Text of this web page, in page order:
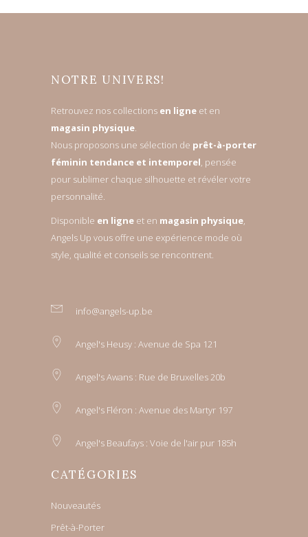
NOTRE UNIVERS!
Retrouvez nos collections en ligne et en
magasin physique.
Nous proposons une sélection de prêt-à-porter
féminin tendance et intemporel, pensée
pour sublimer chaque silhouette et révéler votre
personnalité.
Disponible en ligne et en magasin physique,
Angels Up vous offre une expérience mode où
style, qualité et conseils se rencontrent.
info@angels-up.be
Angel's Heusy : Avenue de Spa 121
Angel's Awans : Rue de Bruxelles 20b
Angel's Fléron : Avenue des Martyr 197
Angel's Beaufays : Voie de l'air pur 185h
CATÉGORIES
Nouveautés
Prêt-à-Porter